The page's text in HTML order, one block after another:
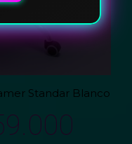
Standar Blanco